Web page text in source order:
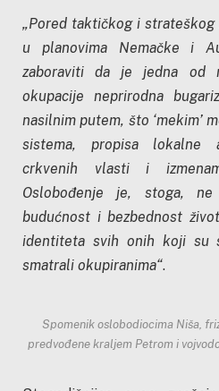
„Pored taktičkog i strateškog
u planovima Nemačke i
zaboraviti da je jedna od
okupacije neprirodna
nasilnim putem, što ‘mekim’
sistema, propisa lokalne
crkvenih vlasti i
Oslobođenje je, stoga,
budućnost i bezbednost
identiteta svih onih koji su
smatrali okupiranima“.
Spomenik oslobodiocima Niša,
predvođene kraljem Petrom i